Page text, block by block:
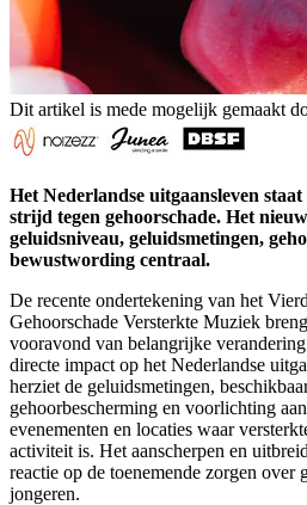
Dit artikel is mede mogelijk gemaakt
Het Nederlandse uitgaansleven
strijd tegen gehoorschade. Het
geluidsniveau, geluidsmetingen,
bewustwording centraal.
De recente ondertekening van het
Gehoorschade Versterkte Muziek
vooravond van belangrijke
directe impact op het Nederlandse
herziet de geluidsmetingen,
gehoorbescherming en voorlichting
evenementen en locaties waar
activiteit is. Het aanscherpen en
reactie op de toenemende zorgen over
jongeren.